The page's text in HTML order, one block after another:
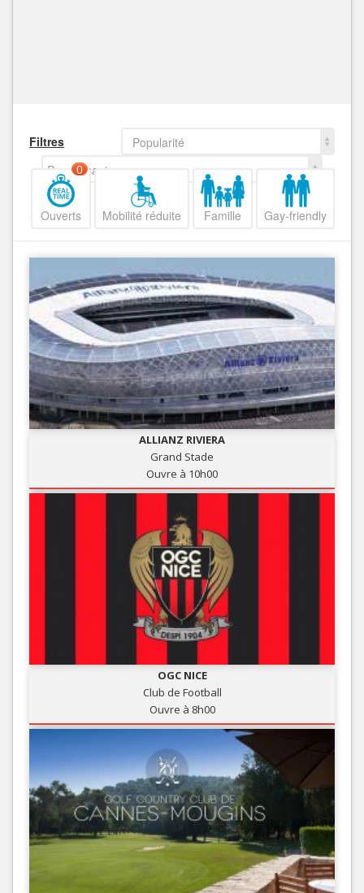
Filtres
Popularité
Decroissant
Ouverts
0
Mobilité réduite Famille Gay-friendly
ALLIANZ RIVIERA
Grand Stade
Ouvre à 10h00
OGC NICE
Club de Football
Ouvre à 8h00